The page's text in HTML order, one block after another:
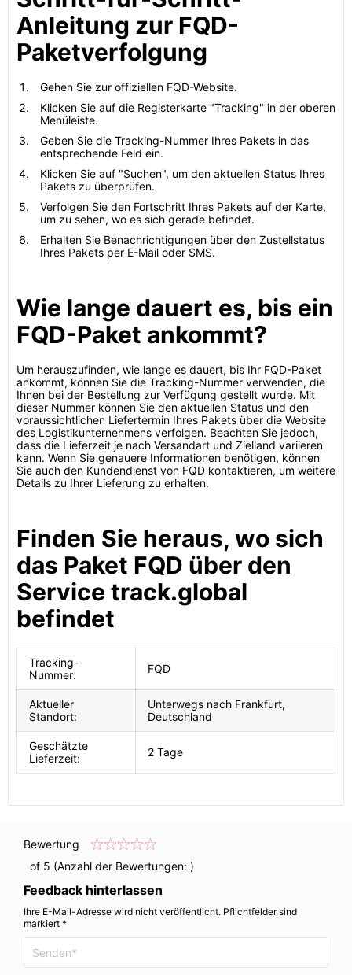
Anleitung zur FQD-
Paketverfolgung
Gehen Sie zur offiziellen FQD-Website.
Klicken Sie auf die Registerkarte "Tracking" in der oberen
Menüleiste.
Geben Sie die Tracking-Nummer Ihres Pakets in das
entsprechende Feld ein.
Klicken Sie auf "Suchen", um den aktuellen Status Ihres
Pakets zu überprüfen.
Verfolgen Sie den Fortschritt Ihres Pakets auf der Karte,
um zu sehen, wo es sich gerade befindet.
Erhalten Sie Benachrichtigungen über den Zustellstatus
Ihres Pakets per E-Mail oder SMS.
Wie lange dauert es, bis ein
FQD-Paket ankommt?
Um herauszufinden, wie lange es dauert, bis Ihr FQD-Paket
ankommt, können Sie die Tracking-Nummer verwenden, die
Ihnen bei der Bestellung zur Verfügung gestellt wurde. Mit
dieser Nummer können Sie den aktuellen Status und den
voraussichtlichen Liefertermin Ihres Pakets über die Website
des Logistikunternehmens verfolgen. Beachten Sie jedoch,
dass die Lieferzeit je nach Versandart und Zielland variieren
kann. Wenn Sie genauere Informationen benötigen, können
Sie auch den Kundendienst von FQD kontaktieren, um weitere
Details zu Ihrer Lieferung zu erhalten.
Finden Sie heraus, wo sich
das Paket FQD über den
Service track.global
befindet
Tracking-
Nummer:
FQD
Aktueller
Standort:
Unterwegs nach Frankfurt,
Deutschland
Geschätzte
Lieferzeit:
2 Tage
Bewertung
of 5 (Anzahl der Bewertungen: )
Feedback hinterlassen
Ihre E-Mail-Adresse wird nicht veröffentlicht. Pflichtfelder sind
markiert *